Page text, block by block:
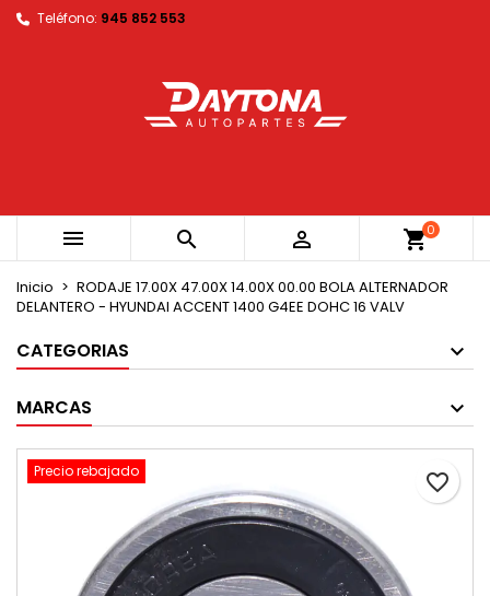
Teléfono: 945 852 553
   shopping_cart0
Inicio
RODAJE 17.00X 47.00X 14.00X 00.00 BOLA ALTERNADOR
DELANTERO - HYUNDAI ACCENT 1400 G4EE DOHC 16 VALV
CATEGORIAS
MARCAS
Precio rebajado favorite_border
Create new list
Nombre de la lista de deseos
Cancelar Crear lista de deseos
Debe iniciar sesión para guardar productos en su
lista de deseos.